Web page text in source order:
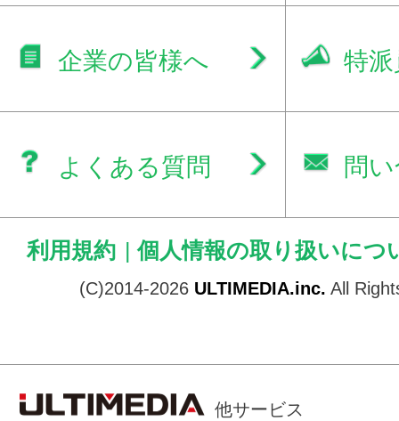
企業の皆様へ 特
よくある質問 問
利用規約 | 個人情報の取り扱いにつ
(C)2014-2026 ULTIMEDIA.inc. All
他サービス